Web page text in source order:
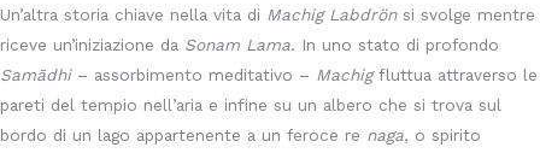
Un’altra storia chiave nella vita di Machig Labdrönsi svolge mentre
riceve un’iniziazione da Sonam Lama. In uno stato di profondo
Samādhi– assorbimento meditativo – Machigfluttua attraverso le
pareti del tempio nell’aria e infine su un albero che si trova sul
bordo di un lago appartenente a un feroce re naga, o spirito